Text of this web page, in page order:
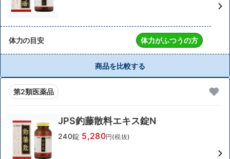
体力の目安 体力がふつうの方
商品を比較する
第2類医薬品
JPS釣藤散料エキス錠N
240錠 5,280円(税抜)